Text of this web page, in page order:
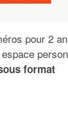
pour 2
format